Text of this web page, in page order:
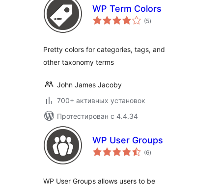
WP Term Colors
(5общий
рейтинг
)
Pretty colors for categories, tags, and
other taxonomy terms
John James Jacoby
700+ активных установок
Протестирован с 4.4.34
WP User Groups
(6общий
рейтинг
)
WP User Groups allows users to be